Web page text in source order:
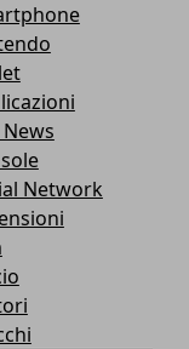
Network